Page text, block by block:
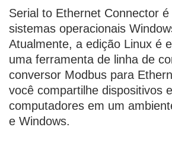
Serial to Ethernet Connector
sistemas operacionais
Atualmente, a edição Linux é
uma ferramenta de linha de
conversor Modbus para
você compartilhe dispositivos
computadores em um
e Windows.